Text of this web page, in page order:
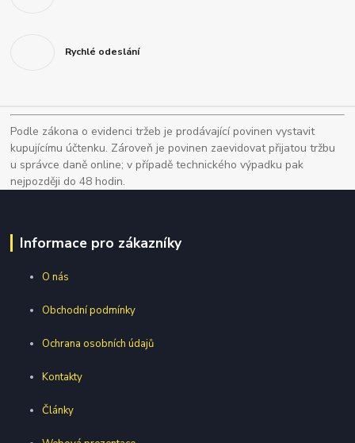
Rychlé odeslání
Podle zákona o evidenci tržeb je prodávající povinen vystavit
kupujícímu účtenku. Zároveň je povinen zaevidovat přijatou tržbu
u správce daně online; v případě technického výpadku pak
nejpozději do 48 hodin.
Informace pro zákazníky
O nás
Obchodní podmínky
Ochrana osobních údajů
Kontakty
Články